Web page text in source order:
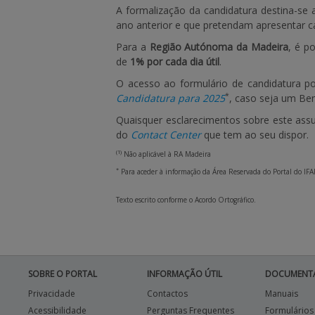
A formalização da candidatura destina-se
ano anterior e que pretendam apresentar
Para a Região Autónoma da Madeira, é
de 1% por cada dia útil.
O acesso ao formulário de candidatura
Candidatura para 2025*, caso seja um
Quaisquer esclarecimentos sobre este
do Contact Centerque tem ao seu dispor.
(1) Não aplicável à RA Madeira
* Para aceder à informação da Área Reservada do Portal do
Texto escrito conforme o Acordo Ortográfico.
SOBRE O PORTAL
Privacidade
Acessibilidade
INFORMAÇÃO ÚTIL
Contactos
Perguntas Frequentes
Manuais
Formulários